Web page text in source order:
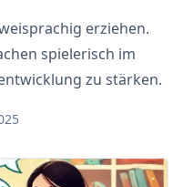
erziehen.
spielerisch im
zu stärken.